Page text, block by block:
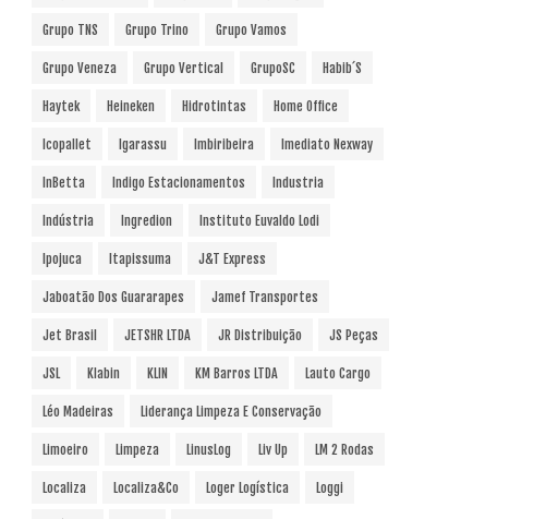
Grupo TNS Grupo Trino Grupo Vamos
Grupo Veneza Grupo Vertical GrupoSC Habib´s
Haytek Heineken Hidrotintas Home Office
Icopallet Igarassu Imbiribeira Imediato Nexway
InBetta Indigo Estacionamentos Industria
Indústria Ingredion Instituto Euvaldo Lodi
Ipojuca Itapissuma J&T Express
Jaboatão Dos Guararapes Jamef Transportes
Jet Brasil JETSHR LTDA JR Distribuição JS Peças
JSL Klabin KLIN KM Barros LTDA Lauto Cargo
Léo Madeiras Liderança Limpeza E Conservação
Limoeiro Limpeza LinusLog Liv Up LM 2 Rodas
Localiza Localiza&Co Loger Logística Loggi